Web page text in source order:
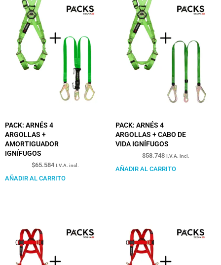
PACK: ARNÉS 4
ARGOLLAS +
AMORTIGUADOR
IGNÍFUGOS
$65.584 I.V.A. incl.
AÑADIR AL CARRITO
PACK: ARNÉS 4
ARGOLLAS + CABO DE
VIDA IGNÍFUGOS
$58.748 I.V.A. incl.
AÑADIR AL CARRITO